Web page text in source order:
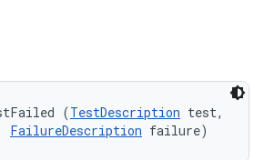
(TestDescription test,
FailureDescription failure)